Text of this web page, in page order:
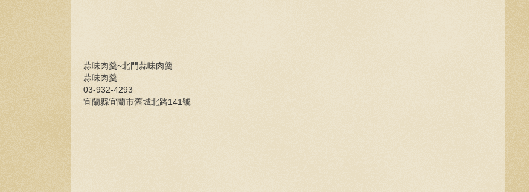
蒜味肉羹~北門蒜味肉羹
蒜味肉羹
03-932-4293
宜蘭縣宜蘭市舊城北路141號